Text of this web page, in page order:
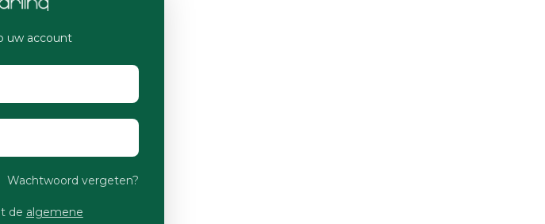
uw account
Wachtwoord vergeten?
de algemene